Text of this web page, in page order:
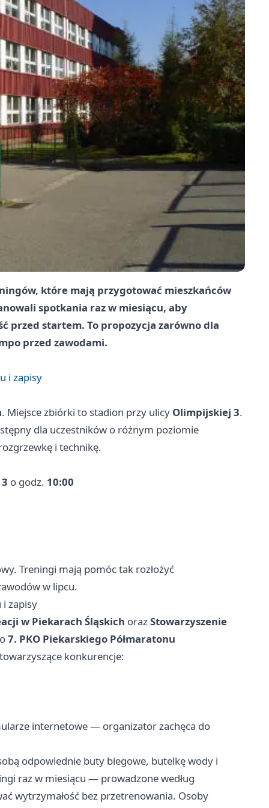
które mają przygotować mieszkańców
spotkania raz w miesiącu, aby
przed startem. To propozycja zarówno dla
przed zawodami.
i zapisy
. Miejsce zbiórki to stadion przy ulicy Olimpijskiej 3.
dla uczestników o różnym poziomie
i technikę.
o godz. 10:00
Treningi mają pomóc tak rozłożyć
w lipcu.
i zapisy
w Piekarach Śląskich orazStowarzyszenie
7. PKO Piekarskiego Półmaratonu
konkurencje:
internetowe — organizator zachęca do
odpowiednie buty biegowe, butelkę wody i
raz w miesiącu — prowadzone według
wytrzymałość bez przetrenowania. Osoby